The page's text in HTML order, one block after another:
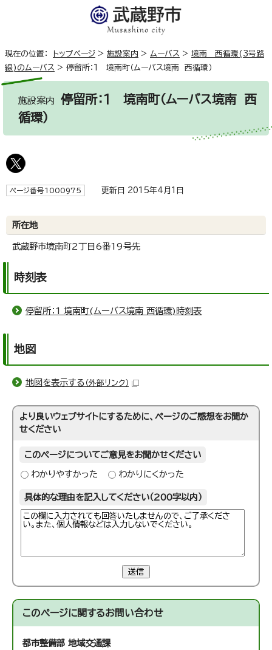
現在の位置： トップページ > 施設案内 > ムーバス > 境南 西循環(3号路
線)のムーバス > 停留所：1 境南町（ムーバス境南 西循環）
施設案内 停留所：1 境南町（ムーバス境南 西
循環）
ページ番号1000975 更新日 2015年4月1日
所在地
武蔵野市境南町2丁目6番19号先
時刻表
停留所：1 境南町(ムーバス境南 西循環)時刻表
地図
地図を表示する （外部リンク）
より良いウェブサイトにするために、ページのご感想をお聞か
せください
このページについてご意見をお聞かせください
わかりやすかった わかりにくかった
具体的な理由を記入してください（200字以内）
送信
このページに関するお問い合わせ
都市整備部 地域交通課